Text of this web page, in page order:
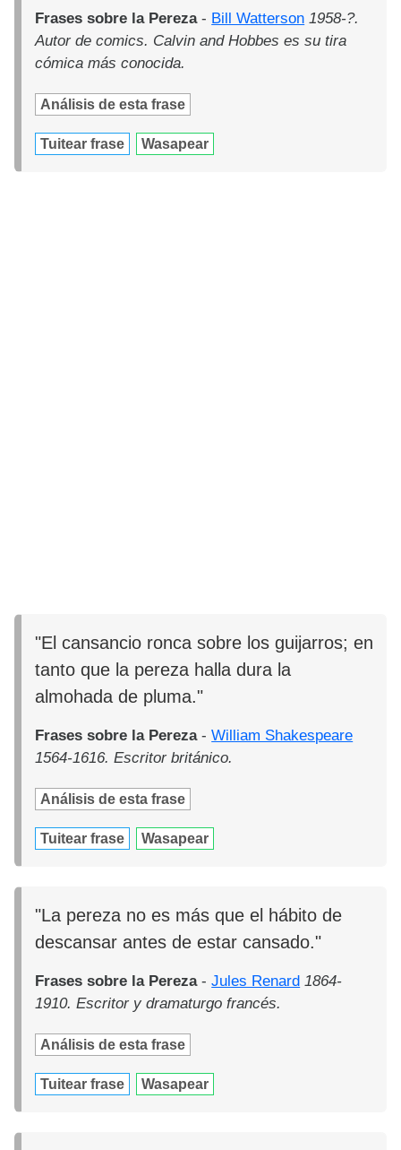
Frases sobre la Pereza- Bill Watterson 1958-?.
Autor de comics. Calvin and Hobbes es su tira
cómica más conocida.
Análisis de esta frase
Tuitear frase Wasapear
"El cansancio ronca sobre los guijarros; en
tanto que la pereza halla dura la
almohada de pluma."
Frases sobre la Pereza-William Shakespeare
1564-1616. Escritor británico.
Análisis de esta frase
Tuitear frase Wasapear
"La pereza no es más que el hábito de
descansar antes de estar cansado."
Frases sobre la Pereza-Jules Renard 1864-
1910. Escritor y dramaturgo francés.
Análisis de esta frase
Tuitear frase Wasapear